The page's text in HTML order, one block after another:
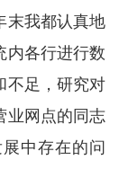
末我都认真地
内各行进行数
不足，研究对
业网点的同志
中存在的问